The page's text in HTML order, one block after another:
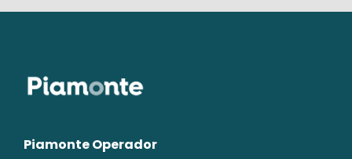
Piamonte Operador